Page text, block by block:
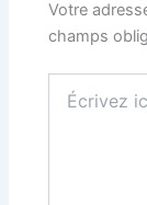
Votre
champs
ici…